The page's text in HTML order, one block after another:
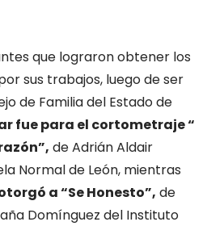
que lograron obtener los
sus trabajos, luego de ser
de Familia del Estado de
fue para el cortometraje “
de Adrián Aldair
Normal de León, mientras
a “Se Honesto”, de
Domínguez del Instituto